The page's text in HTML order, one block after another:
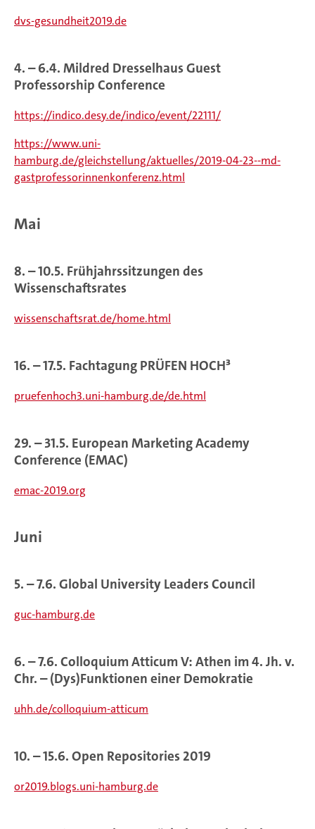
dvs-gesundheit2019.de
4. – 6.4. Mildred Dresselhaus Guest
Professorship Conference
https://indico.desy.de/indico/event/22111/
https://www.uni-
hamburg.de/gleichstellung/aktuelles/2019-04-23--md-
gastprofessorinnenkonferenz.html
Mai
8. – 10.5. Frühjahrssitzungen des
Wissenschaftsrates
wissenschaftsrat.de/home.html
16. – 17.5. Fachtagung PRÜFEN HOCH³
pruefenhoch3.uni-hamburg.de/de.html
29. – 31.5. European Marketing Academy
Conference (EMAC)
emac-2019.org
Juni
5. – 7.6. Global University Leaders Council
guc-hamburg.de
6. – 7.6. Colloquium Atticum V: Athen im 4. Jh. v.
Chr. – (Dys)Funktionen einer Demokratie
uhh.de/colloquium-atticum
10. – 15.6. Open Repositories 2019
or2019.blogs.uni-hamburg.de